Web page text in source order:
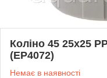
Коліно 45 25x25
(EP4072)
Немає в наявності